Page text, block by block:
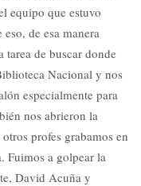
equipo que estuvo
de esa manera
de buscar donde
Nacional y nos
especialmente para
nos abrieron la
profes grabamos en
Fuimos a golpear la
David Acuña y